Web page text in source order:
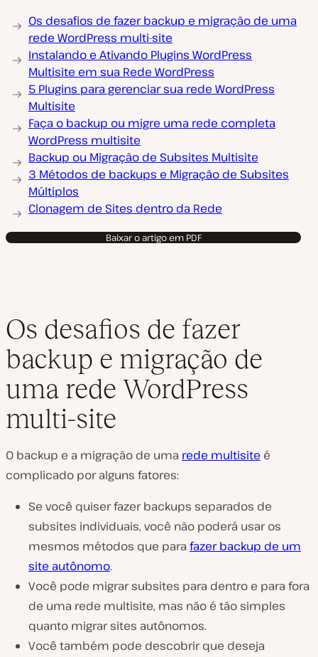
Os desafios de fazer backup e migração de uma
rede WordPress multi-site
Instalando e Ativando Plugins WordPress
Multisite em sua Rede WordPress
5 Plugins para gerenciar sua rede WordPress
Multisite
Faça o backup ou migre uma rede completa
WordPress multisite
Backup ou Migração de Subsites Multisite
3 Métodos de backups e Migração de Subsites
Múltiplos
Clonagem de Sites dentro da Rede
Baixar o artigo em PDF
Os desafios de fazer
backup e migração de
uma rede WordPress
multi-site
O backup e a migração de uma rede multisite é
complicado por alguns fatores:
Se você quiser fazer backups separados de
subsites individuais, você não poderá usar os
mesmos métodos que para fazer backup de um
site autônomo.
Você pode migrar subsites para dentro e para fora
de uma rede multisite, mas não é tão simples
quanto migrar sites autônomos.
Você também pode descobrir que deseja